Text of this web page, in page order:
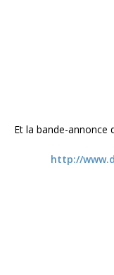
Et la bande-annonce
http://